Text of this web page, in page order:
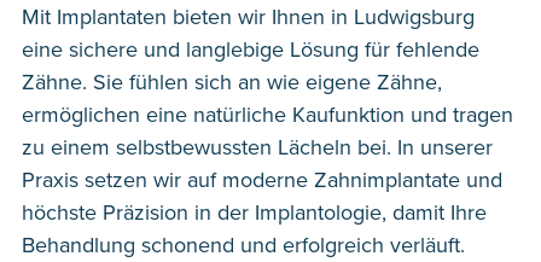
Mit Implantaten bieten wir Ihnen in Ludwigsburg
eine sichere und langlebige Lösung für fehlende
Zähne. Sie fühlen sich an wie eigene Zähne,
ermöglichen eine natürliche Kaufunktion und tragen
zu einem selbstbewussten Lächeln bei. In unserer
Praxis setzen wir auf moderne Zahnimplantate und
höchste Präzision in der Implantologie, damit Ihre
Behandlung schonend und erfolgreich verläuft.